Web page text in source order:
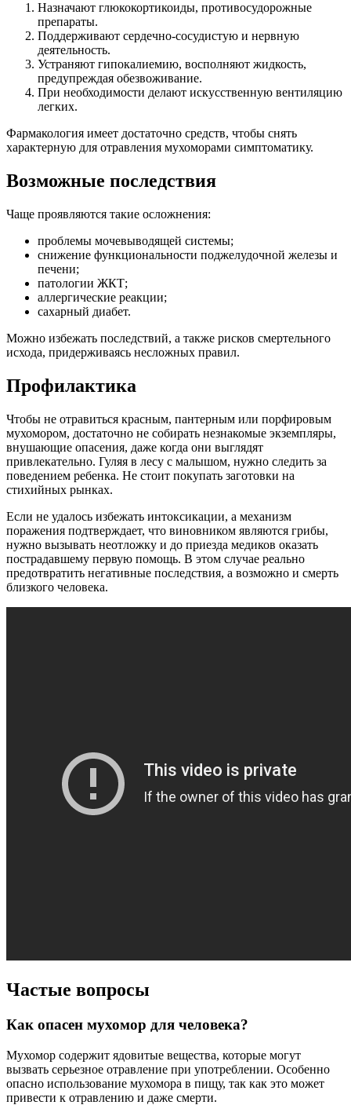
Назначают глюкокортикоиды, противосудорожные
препараты.
Поддерживают сердечно-сосудистую и нервную
деятельность.
Устраняют гипокалиемию, восполняют жидкость,
предупреждая обезвоживание.
При необходимости делают искусственную вентиляцию
легких.
Фармакология имеет достаточно средств, чтобы снять
характерную для отравления мухоморами симптоматику.
Возможные последствия
Чаще проявляются такие осложнения:
проблемы мочевыводящей системы;
снижение функциональности поджелудочной железы и
печени;
патологии ЖКТ;
аллергические реакции;
сахарный диабет.
Можно избежать последствий, а также рисков смертельного
исхода, придерживаясь несложных правил.
Профилактика
Чтобы не отравиться красным, пантерным или порфировым
мухомором, достаточно не собирать незнакомые экземпляры,
внушающие опасения, даже когда они выглядят
привлекательно. Гуляя в лесу с малышом, нужно следить за
поведением ребенка. Не стоит покупать заготовки на
стихийных рынках.
Если не удалось избежать интоксикации, а механизм
поражения подтверждает, что виновником являются грибы,
нужно вызывать неотложку и до приезда медиков оказать
пострадавшему первую помощь. В этом случае реально
предотвратить негативные последствия, а возможно и смерть
близкого человека.
Частые вопросы
Как опасен мухомор для человека?
Мухомор содержит ядовитые вещества, которые могут
вызвать серьезное отравление при употреблении. Особенно
опасно использование мухомора в пищу, так как это может
привести к отравлению и даже смерти.